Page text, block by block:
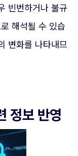
빈번하거나 불규
해석될 수 있습
변화를 나타내므
정보 반영